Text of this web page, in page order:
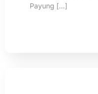
Payung […]